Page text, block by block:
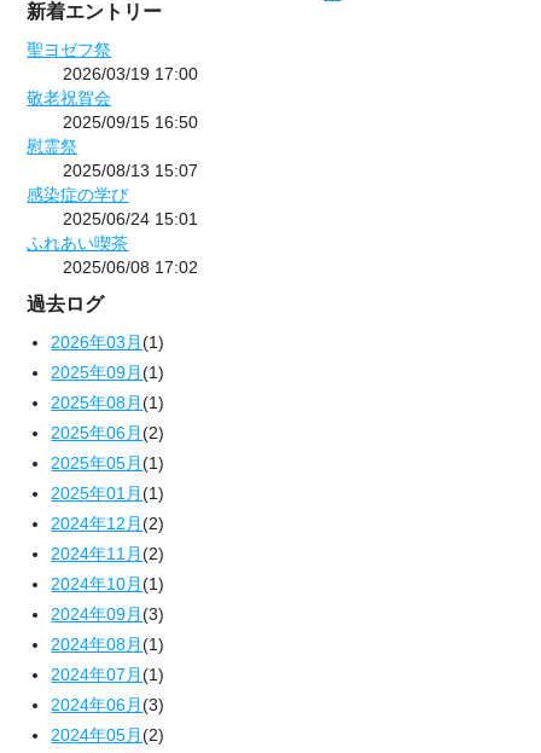
新着エントリー
聖ヨゼフ祭
2026/03/19 17:00
敬老祝賀会
2025/09/15 16:50
慰霊祭
2025/08/13 15:07
感染症の学び
2025/06/24 15:01
ふれあい喫茶
2025/06/08 17:02
過去ログ
2026年03月(1)
2025年09月(1)
2025年08月(1)
2025年06月(2)
2025年05月(1)
2025年01月(1)
2024年12月(2)
2024年11月(2)
2024年10月(1)
2024年09月(3)
2024年08月(1)
2024年07月(1)
2024年06月(3)
2024年05月(2)